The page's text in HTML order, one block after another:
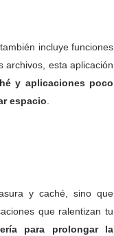
incluye funciones
archivos, esta aplicación
y aplicaciones poco
espacio
y caché, sino que
que ralentizan tu
para prolongar la